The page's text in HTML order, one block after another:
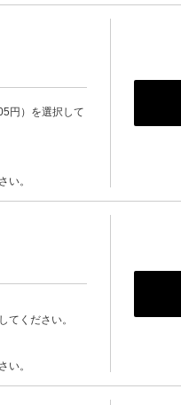
円）を選択して
い。
てください。
い。